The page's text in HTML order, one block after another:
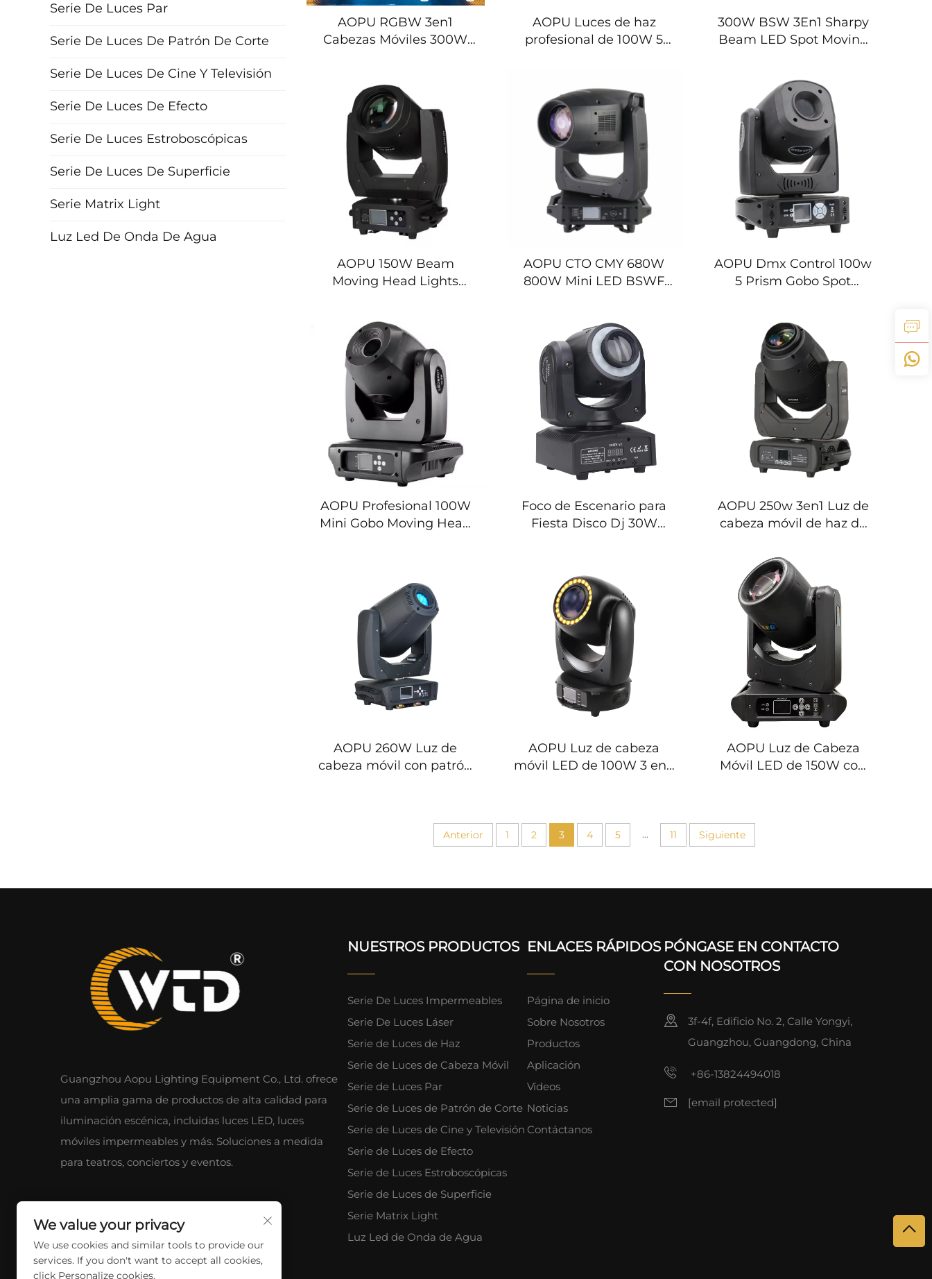
Serie De Luces Par
Serie De Luces De Patrón De Corte
Serie De Luces De Cine Y Televisión
Serie De Luces De Efecto
Serie De Luces Estroboscópicas
Serie De Luces De Superficie
Serie Matrix Light
Luz Led De Onda De Agua
AOPU RGBW 3en1
Cabezas Móviles 300W
Punto, Lavado y Mezcla
en Luces de Escenario DJ
para Discoteca, Concierto
y Fiesta
AOPU Luces de haz
profesional de 100W 5
iluminación de discoteca,
bar, dj, escenario
300W BSW 3En1 Sharpy
Beam LED Spot Moving
AOPU 150W Beam
Moving Head Lights
Escenario para Discoteca
AOPU CTO CMY 680W
800W Mini LED BSWF
AOPU Dmx Control 100w
5 Prism Gobo Spot
Concierto
AOPU Profesional 100W
Mini Gobo Moving Head
Foco de Escenario para
Fiesta Disco Dj 30W
Manual con Tira de Luces
AOPU 250w 3en1 Luz de
cabeza móvil de haz de
barrido y lavado para
escenario con control
DMX para discoteca,
fiesta, club y bar
AOPU 260W Luz de
cabeza móvil con patrón
discoteca, DJ, bar y fiesta
AOPU Luz de cabeza
móvil LED de 100W 3 en 1
AOPU Luz de Cabeza
Móvil LED de 150W con
Disco, Club y Fiesta
Anterior 1 2 3 4 5 ... 11 Siguiente
Guangzhou Aopu Lighting Equipment Co., Ltd. ofrece
una amplia gama de productos de alta calidad para
iluminación escénica, incluidas luces LED, luces
móviles impermeables y más. Soluciones a medida
para teatros, conciertos y eventos.
NUESTROS PRODUCTOS
Serie De Luces Impermeables
Serie De Luces Láser
Serie de Luces de Haz
Serie de Luces de Cabeza Móvil
Serie de Luces Par
Serie de Luces de Patrón de Corte
Serie de Luces de Cine y Televisión
Serie de Luces de Efecto
Serie de Luces Estroboscópicas
Serie de Luces de Superficie
Serie Matrix Light
Luz Led de Onda de Agua
ENLACES RÁPIDOS
Página de inicio
Sobre Nosotros
Productos
Aplicación
Vídeos
Noticias
Contáctanos
PÓNGASE EN CONTACTO
CON NOSOTROS
3f-4f, Edificio No. 2, Calle Yongyi,
Guangzhou, Guangdong, China
+86-13824494018
[email protected]
We value your privacy
We use cookies and similar tools to provide our
services. If you don't want to accept all cookies,
click Personalize cookies.